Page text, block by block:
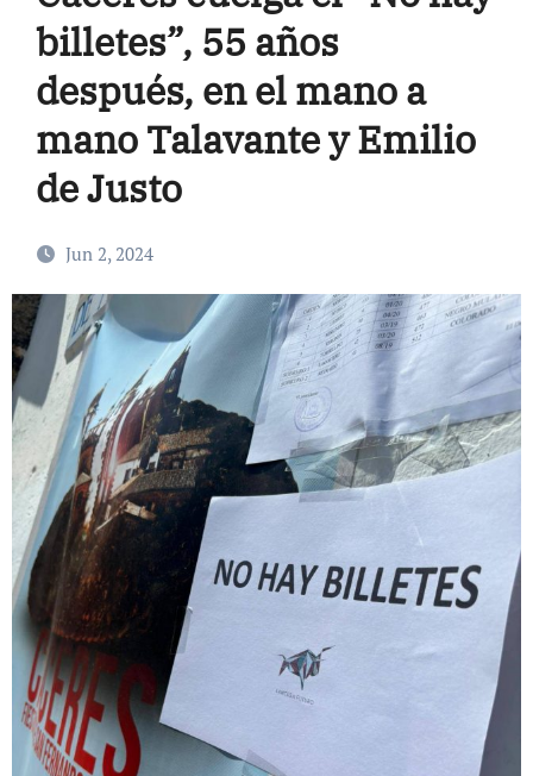
billetes”, 55 años
después, en el mano a
mano Talavante y Emilio
de Justo
Jun 2, 2024